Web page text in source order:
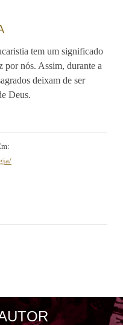
tem um significado
por nós. Assim, durante a
deixam de ser
Deus.